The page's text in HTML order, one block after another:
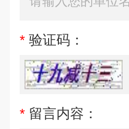
* 验证码：
* 留言内容：